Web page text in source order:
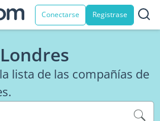
Conectarse Registrase
lista de las compañías de